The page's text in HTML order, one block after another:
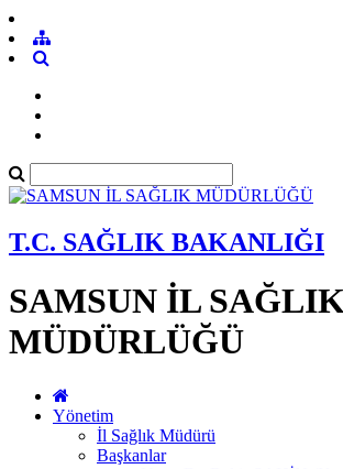
T.C. SAĞLIK BAKANLIĞI
SAMSUN İL
MÜDÜRLÜĞÜ
Yönetim
İl Sağlık Müdürü
Başkanlar